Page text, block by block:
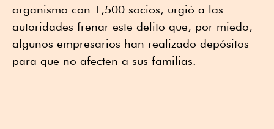
organismo con 1,500 socios, urgió a las
autoridades frenar este delito que, por miedo,
algunos empresarios han realizado depósitos
para que no afecten a sus familias.